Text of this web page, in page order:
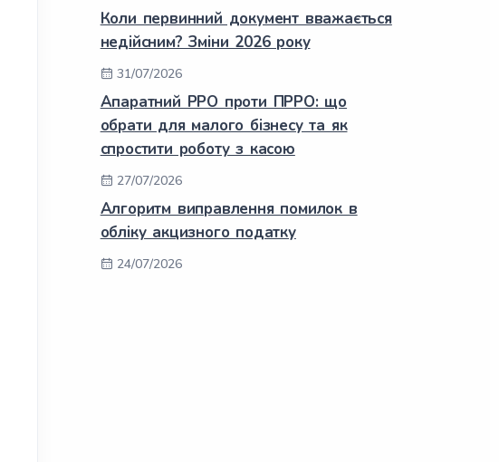
Коли первинний документ вважається
недійсним? Зміни 2026 року
31/07/2026
Апаратний РРО проти ПРРО: що
обрати для малого бізнесу та як
спростити роботу з касою
27/07/2026
Алгоритм виправлення помилок в
обліку акцизного податку
24/07/2026